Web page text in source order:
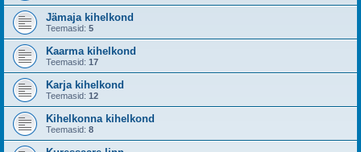
Jämaja kihelkond
Teemasid: 5
Kaarma kihelkond
Teemasid: 17
Karja kihelkond
Teemasid: 12
Kihelkonna kihelkond
Teemasid: 8